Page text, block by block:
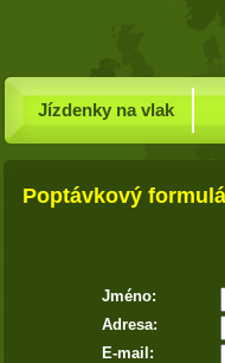
Poptávkový
Jméno:
Adresa:
E-mail:
Jízdenky na vlak